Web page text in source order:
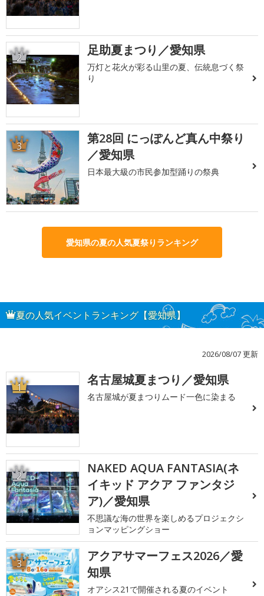
2 足助夏まつり／愛知県
万灯と花火が彩る山里の夏、伝統息づく祭
り
3
第28回 にっぽんど真ん中祭り
／愛知県
日本最大級の市民参加型踊りの祭典
愛知県の夏の人気夏祭りランキング
夏の人気イベントランキング【愛知県】
2026/08/07 更新
1 名古屋城夏まつり／愛知県
名古屋城が夏まつりムード一色に染まる
2
NAKED AQUA FANTASIA(ネ
イキッド アクア ファンタジ
ア)／愛知県
不思議な海の世界を楽しめるプロジェクシ
ョンマッピングショー
3
アクアサマーフェス2026／愛
知県
オアシス21で開催される夏のイベント